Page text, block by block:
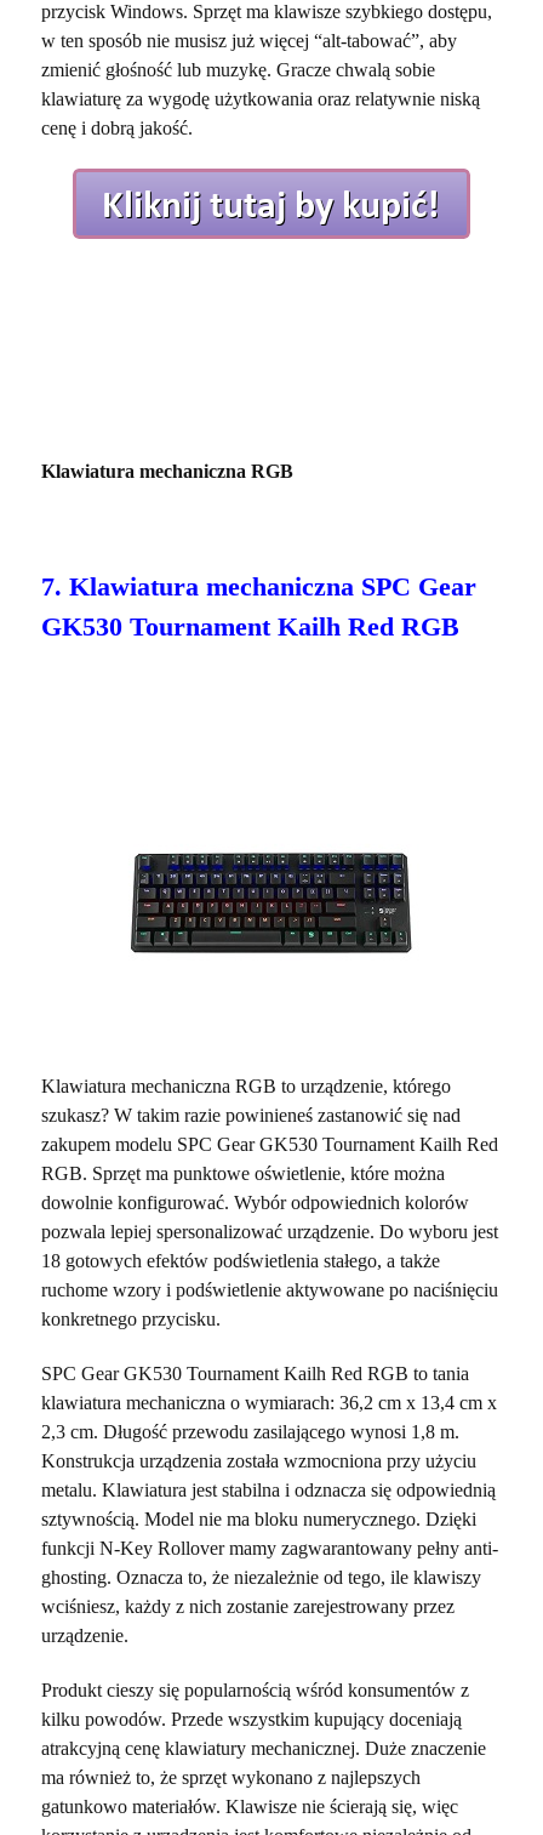
przycisk Windows. Sprzęt ma klawisze szybkiego dostępu,
w ten sposób nie musisz już więcej “alt-tabować”, aby
zmienić głośność lub muzykę. Gracze chwalą sobie
klawiaturę za wygodę użytkowania oraz relatywnie niską
cenę i dobrą jakość.
Klawiatura mechaniczna RGB
7. Klawiatura mechaniczna SPC Gear
GK530 Tournament Kailh Red RGB
Klawiatura mechaniczna RGB to urządzenie, którego
szukasz? W takim razie powinieneś zastanowić się nad
zakupem modelu SPC Gear GK530 Tournament Kailh Red
RGB. Sprzęt ma punktowe oświetlenie, które można
dowolnie konfigurować. Wybór odpowiednich kolorów
pozwala lepiej spersonalizować urządzenie. Do wyboru jest
18 gotowych efektów podświetlenia stałego, a także
ruchome wzory i podświetlenie aktywowane po naciśnięciu
konkretnego przycisku.
SPC Gear GK530 Tournament Kailh Red RGB to tania
klawiatura mechaniczna o wymiarach: 36,2 cm x 13,4 cm x
2,3 cm. Długość przewodu zasilającego wynosi 1,8 m.
Konstrukcja urządzenia została wzmocniona przy użyciu
metalu. Klawiatura jest stabilna i odznacza się odpowiednią
sztywnością. Model nie ma bloku numerycznego. Dzięki
funkcji N-Key Rollover mamy zagwarantowany pełny anti-
ghosting. Oznacza to, że niezależnie od tego, ile klawiszy
wciśniesz, każdy z nich zostanie zarejestrowany przez
urządzenie.
Produkt cieszy się popularnością wśród konsumentów z
kilku powodów. Przede wszystkim kupujący doceniają
atrakcyjną cenę klawiatury mechanicznej. Duże znaczenie
ma również to, że sprzęt wykonano z najlepszych
gatunkowo materiałów. Klawisze nie ścierają się, więc